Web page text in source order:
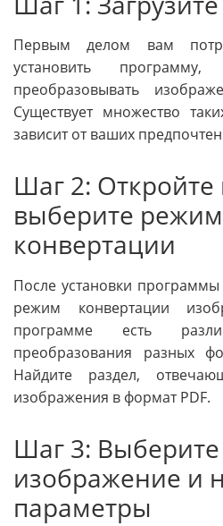
Первым делом вам
установить программу,
преобразовывать
Существует множество
зависит от ваших
Шаг 2:
выберите режим
конвертации
После установки
режим конвертации
программе есть
преобразования разных
Найдите раздел,
изображения в формат PDF.
Шаг 3: Выберите
изображение и
параметры